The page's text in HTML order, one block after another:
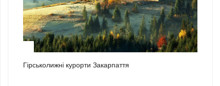
Гірськолижні курорти Закарпаття